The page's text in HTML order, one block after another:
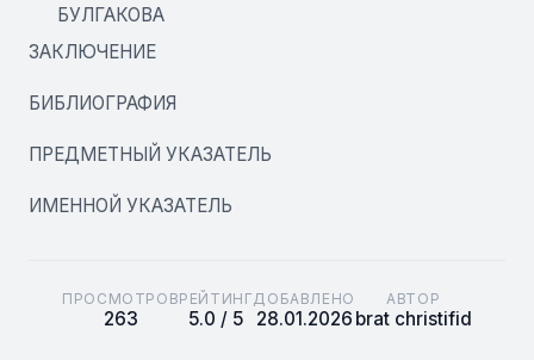
БУЛГАКОВА
ЗАКЛЮЧЕНИЕ
БИБЛИОГРАФИЯ
ПРЕДМЕТНЫЙ УКАЗАТЕЛЬ
ИМЕННОЙ УКАЗАТЕЛЬ
ПРОСМОТРОВ
263
РЕЙТИНГ
5.0 / 5
ДОБАВЛЕНО
28.01.2026
АВТОР
brat christifid